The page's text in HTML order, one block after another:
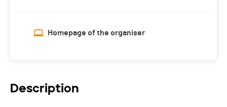
Homepage of the organiser
Description